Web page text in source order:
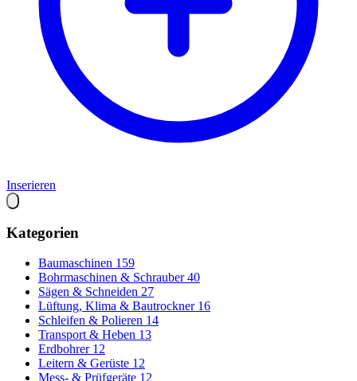
Inserieren
Kategorien
Baumaschinen 159
Bohrmaschinen & Schrauber 40
Sägen & Schneiden 27
Lüftung, Klima & Bautrockner 16
Schleifen & Polieren 14
Transport & Heben 13
Erdbohrer 12
Leitern & Gerüste 12
Mess- & Prüfgeräte 12